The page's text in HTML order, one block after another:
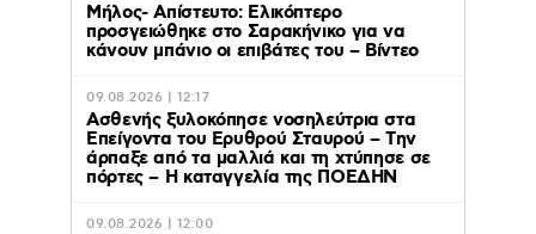
Μήλος- Απίστευτο: Ελικόπτερο
προσγειώθηκε στο Σαρακήνικο για να
κάνουν μπάνιο οι επιβάτες του – Βίντεο
09.08.2026 | 12:17
Ασθενής ξυλοκόπησε νοσηλεύτρια στα
Επείγοντα του Ερυθρού Σταυρού – Tην
άρπαξε από τα μαλλιά και τη χτύπησε σε
πόρτες – Η καταγγελία της ΠΟΕΔΗΝ
09.08.2026 | 12:00